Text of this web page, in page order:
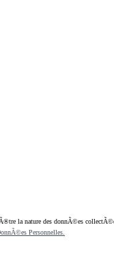
nature des donnÃ©es
Personnelles.